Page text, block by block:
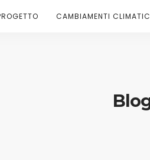
CAMBIAMENTI